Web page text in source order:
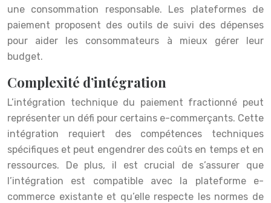
une consommation responsable. Les plateformes de
paiement proposent des outils de suivi des dépenses
pour aider les consommateurs à mieux gérer leur
budget.
Complexité d’intégration
L’intégration technique du paiement fractionné peut
représenter un défi pour certains e-commerçants. Cette
intégration requiert des compétences techniques
spécifiques et peut engendrer des coûts en temps et en
ressources. De plus, il est crucial de s’assurer que
l’intégration est compatible avec la plateforme e-
commerce existante et qu’elle respecte les normes de